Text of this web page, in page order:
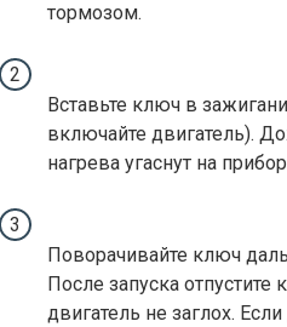
тормозом.
Вставьте ключ в
включайте двигатель).
нагрева угаснут на
Поворачивайте ключ
После запуска
двигатель не заглох.